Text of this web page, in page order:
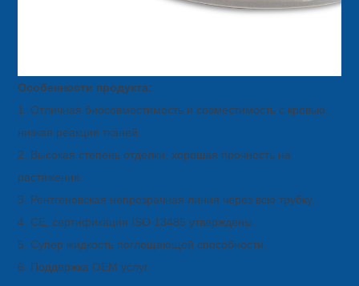
Особенности продукта:
1. Отличная биосовместимость и совместимость с кровью,
низкая реакция тканей.
2. Высокая степень отделки, хорошая прочность на
растяжение.
3. Рентгеновская непрозрачная линия через всю трубку.
4. CE, сертификация ISO 13485 утверждены.
5. Супер жидкость поглощающей способности.
6. Поддержка OEM услуг.